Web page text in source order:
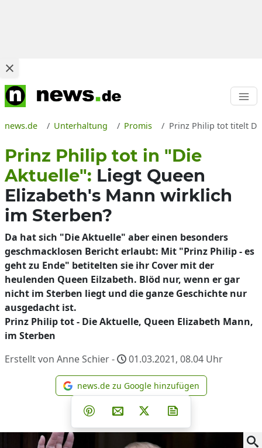
news.de Unterhaltung Promis Prinz Philip tot titelt
Prinz Philip tot in "Die
Aktuelle": Liegt Queen
Elizabeth's Mann wirklich
im Sterben?
Da hat sich "Die Aktuelle" aber einen besonders
geschmacklosen Bericht erlaubt: Mit "Prinz Philip - es
geht zu Ende" betitelten sie ihr Cover mit der
heulenden Queen Eilzabeth. Blöd nur, wenn er gar
nicht im Sterben liegt und die ganze Geschichte nur
ausgedacht ist.
Prinz Philip tot - Die Aktuelle, Queen Elizabeth Mann,
im Sterben
Erstellt von Anne Schier -
01.03.2021, 08.04 Uhr
news.de zu Google
news.de zu Google hinzufügen
Teilen auf Facebook
Teilen auf Whatsapp
Teilen auf Telegram
Teilen auf Pinterest
Per E-Mail teilen
Post auf X